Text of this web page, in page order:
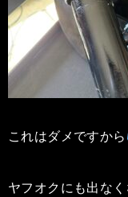
これはダメですから
ヤフオクにも出なく